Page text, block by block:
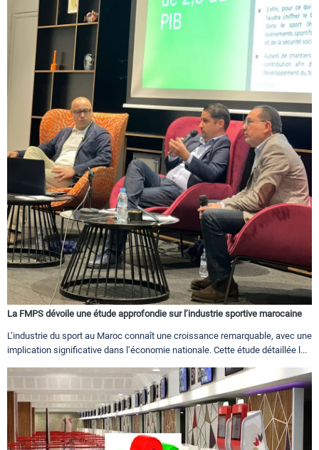
La FMPS dévoile une étude approfondie sur l’industrie sportive marocaine
L’industrie du sport au Maroc connaît une croissance remarquable, avec une
implication significative dans l’économie nationale. Cette étude détaillée l...